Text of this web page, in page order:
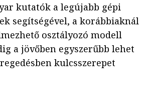
kutatók a legújabb gépi
segítségével, a korábbiaknál
osztályozó modell
a jövőben egyszerűbb lehet
kulcsszerepet